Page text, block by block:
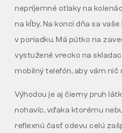
nepríjemné otlaky na
na kĺby. Na konci dňa sa
v poriadku. Má pútko na
vystužené vrecko na
mobilný telefón, aby vám nič
Výhodou je aj čierny pruh
nohavíc, vďaka ktorému
reflexnú časť odevu celú